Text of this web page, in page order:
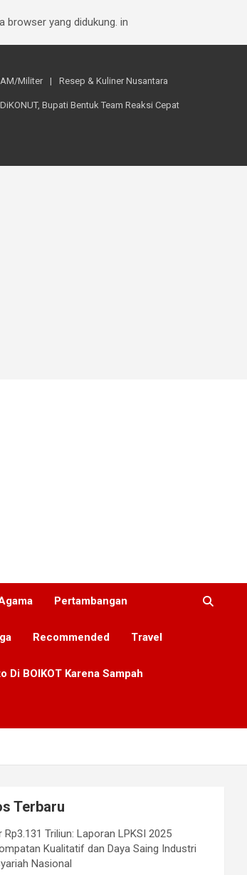
browser yang didukung. in
Militer Resep & Kuliner Nusantara
Bupati Bentuk Team Reaksi Cepat
Pertambangan
Recommended Travel
Di BOIKOT Karena Sampah
Terbaru
Rp3.131 Triliun: Laporan LPKSI 2025
Kualitatif dan Daya Saing Industri
Nasional